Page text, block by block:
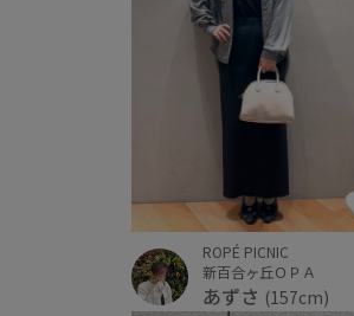
ROPÉ PICNIC
新百合ヶ丘ＯＰＡ
あずさ (157cm)